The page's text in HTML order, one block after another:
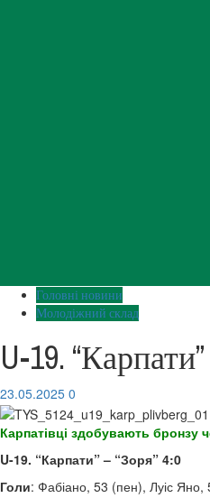
Головні новини
Молодіжний склад
U-19.
23.05.2025 0
Карпатівці здобувають бронзу
U-19. “Карпати” – “Зоря” 4:0
Голи: Фабіано, 53 (пен), Луіс Яно,